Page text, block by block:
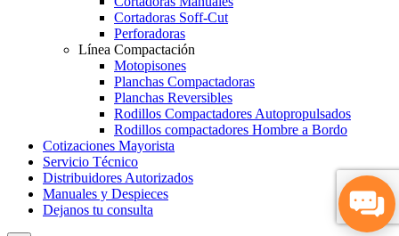
Cortadoras Soff-Cut
Perforadoras
Línea Compactación
Motopisones
Planchas Compactadoras
Planchas Reversibles
Rodillos Compactadores Autopropulsados
Rodillos compactadores Hombre a Bordo
Cotizaciones Mayorista
Servicio Técnico
Distribuidores Autorizados
Manuales y Despieces
Dejanos tu consulta